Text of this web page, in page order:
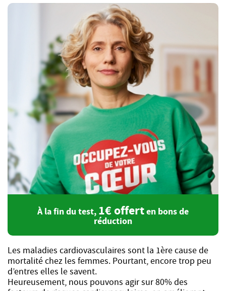
À la fin du test, 1€ offerten bons de
réduction
Les maladies cardiovasculaires sont la 1ère cause de
mortalité chez les femmes. Pourtant, encore trop peu
d’entres elles le savent.
Heureusement, nous pouvons agir sur 80% des